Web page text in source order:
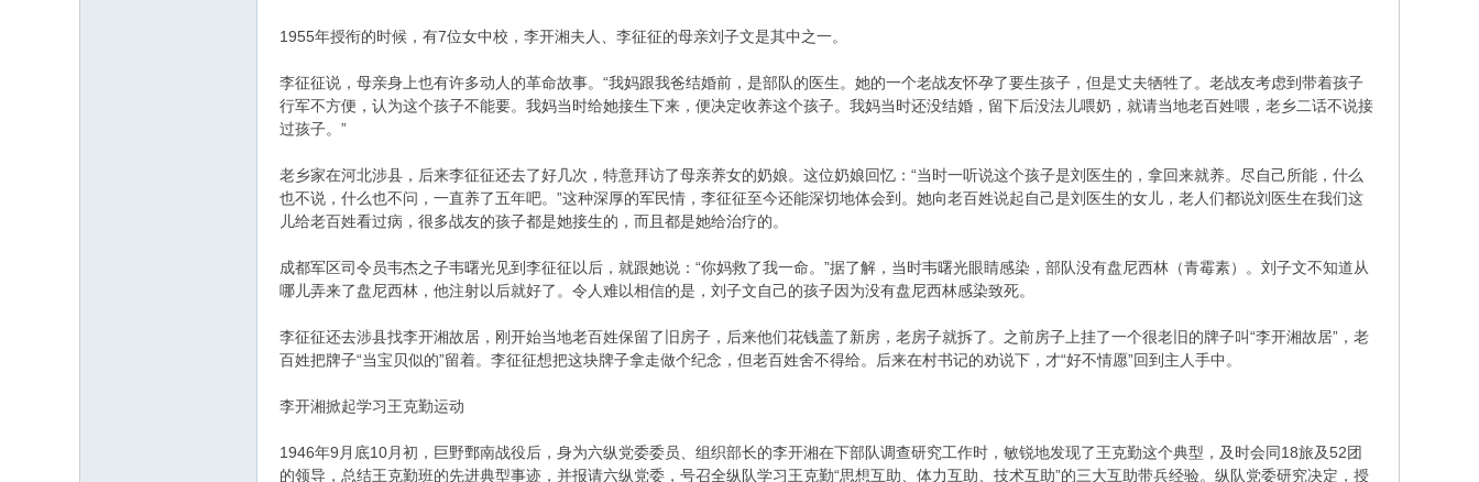
1955年授衔的时候，有7位女中校，李开湘夫人、李征征的母亲刘子文是其中之一。
李征征说，母亲身上也有许多动人的革命故事。“我妈跟我爸结婚前，是部队的医生。她的一个老战友怀孕了要生孩子，但是丈夫牺牲了。老战友考虑到带着孩子
行军不方便，认为这个孩子不能要。我妈当时给她接生下来，便决定收养这个孩子。我妈当时还没结婚，留下后没法儿喂奶，就请当地老百姓喂，老乡二话不说接
过孩子。”
老乡家在河北涉县，后来李征征还去了好几次，特意拜访了母亲养女的奶娘。这位奶娘回忆：“当时一听说这个孩子是刘医生的，拿回来就养。尽自己所能，什么
也不说，什么也不问，一直养了五年吧。”这种深厚的军民情，李征征至今还能深切地体会到。她向老百姓说起自己是刘医生的女儿，老人们都说刘医生在我们这
儿给老百姓看过病，很多战友的孩子都是她接生的，而且都是她给治疗的。
成都军区司令员韦杰之子韦曙光见到李征征以后，就跟她说：“你妈救了我一命。”据了解，当时韦曙光眼睛感染，部队没有盘尼西林（青霉素）。刘子文不知道从
哪儿弄来了盘尼西林，他注射以后就好了。令人难以相信的是，刘子文自己的孩子因为没有盘尼西林感染致死。
李征征还去涉县找李开湘故居，刚开始当地老百姓保留了旧房子，后来他们花钱盖了新房，老房子就拆了。之前房子上挂了一个很老旧的牌子叫“李开湘故居”，老
百姓把牌子“当宝贝似的”留着。李征征想把这块牌子拿走做个纪念，但老百姓舍不得给。后来在村书记的劝说下，才“好不情愿”回到主人手中。
李开湘掀起学习王克勤运动
1946年9月底10月初，巨野鄄南战役后，身为六纵党委委员、组织部长的李开湘在下部队调查研究工作时，敏锐地发现了王克勤这个典型，及时会同18旅及52团
的领导，总结王克勤班的先进典型事迹，并报请六纵党委，号召全纵队学习王克勤“思想互助、体力互助、技术互助”的三大互助带兵经验。纵队党委研究决定，授